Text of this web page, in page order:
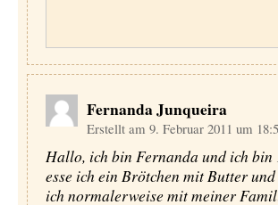
Fernanda Junqueira
Erstellt am 9. Februar 2011 um
Hallo, ich bin Fernanda und ich bin
esse ich ein Brötchen mit Butter
ich normalerweise mit meiner